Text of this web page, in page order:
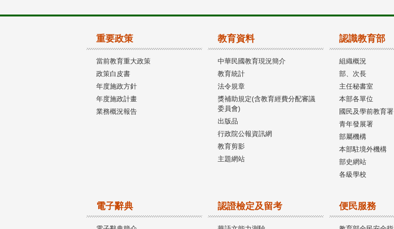
重要政策
當前教育重大政策
政策白皮書
年度施政方針
年度施政計畫
業務概況報告
教育資料
中華民國教育現況簡介
教育統計
法令規章
獎補助規定(含教育經費分配審議
委員會)
出版品
行政院公報資訊網
教育剪影
主題網站
認識教育部
組織概況
部、次長
主任秘書室
本部各單位
國民及學前教育署
青年發展署
部屬機構
本部駐境外機構
部史網站
各級學校
電子辭典 認證檢定及留考 便民服務